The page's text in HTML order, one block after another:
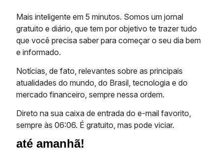
Mais inteligente em 5 minutos. Somos um jornal
gratuito e diário, que tem por objetivo te trazer tudo
que você precisa saber para começar o seu dia bem
e informado.
Notícias, de fato, relevantes sobre as principais
atualidades do mundo, do Brasil, tecnologia e do
mercado financeiro, sempre nessa ordem.
Direto na sua caixa de entrada do e-mail favorito,
sempre às 06:06. É gratuito, mas pode viciar.
até amanhã!